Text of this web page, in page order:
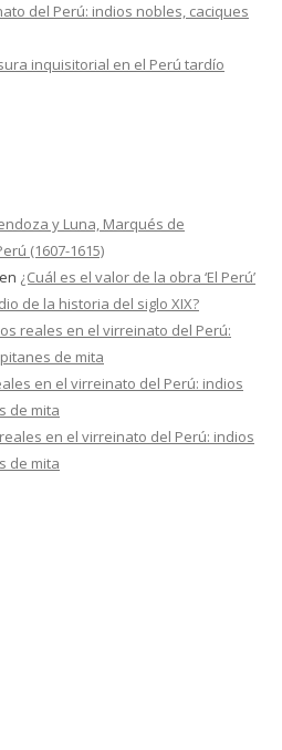
del Perú: indios nobles, caciques
inquisitorial en el Perú tardío
y Luna, Marqués de
(1607-1615)
en ¿Cuál es el valor de la obra ‘El Perú’
de la historia del siglo XIX?
reales en el virreinato del Perú:
de mita
en el virreinato del Perú: indios
de mita
en el virreinato del Perú: indios
de mita